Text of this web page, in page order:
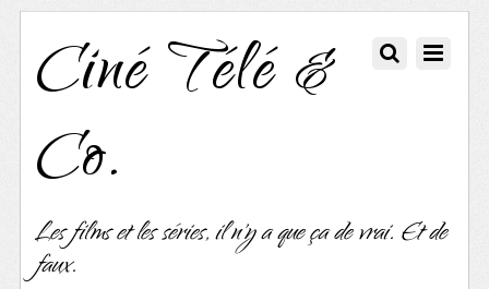
Ciné Télé &
Co.
Les films et les séries, il n'y a que ça de vrai. Et de
faux.